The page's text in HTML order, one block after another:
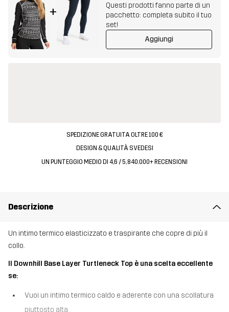
+
Questi prodotti fanno parte di un
pacchetto: completa subito il tuo
set!
Aggiungi
SPEDIZIONE GRATUITA OLTRE 100 €
DESIGN & QUALITÀ SVEDESI
UN PUNTEGGIO MEDIO DI 4,6 / 5, 840.000+ RECENSIONI
Descrizione
Un intimo termico elasticizzato e traspirante che copre di più il
collo.
Il Downhill Base Layer Turtleneck Top è una scelta eccellente
se:
Vuoi un intimo termico caldo e aderente con una scollatura
piuttosto alta